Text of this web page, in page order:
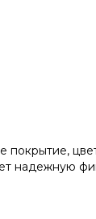
надежную